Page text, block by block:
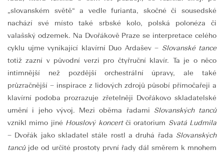
„slovanském světě“ a vedle furianta, skočné či sousedské
nachází své místo také srbské kolo, polská polonéza či
valašský odzemek. Na Dvořákově Praze se interpretace celého
cyklu ujme vynikající klavírní Duo Ardašev – Slovanské tance
totiž zazní v původní verzi pro čtyřruční klavír. Ta je o něco
intimnější než pozdější orchestrální úpravy, ale také
průzračnější – inspirace z lidových zdrojů působí přímočařeji a
klavírní podoba prozrazuje zřetelněji Dvořákovo skladatelské
umění i jeho vývoj. Mezi oběma řadami Slovanských tanců
vznikl mimo jiné Houslový koncertči oratorium Svatá Ludmila
– Dvořák jako skladatel stále rostl a druhá řada Slovanských
tancůjde od určité prostoty první řady dál směrem k mnohem